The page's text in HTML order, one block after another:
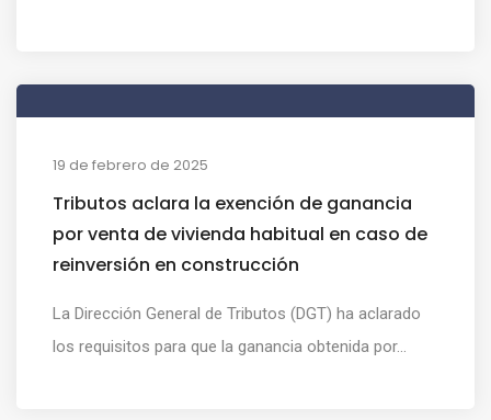
19 de febrero de 2025
Tributos aclara la exención de ganancia
por venta de vivienda habitual en caso de
reinversión en construcción
La Dirección General de Tributos (DGT) ha aclarado
los requisitos para que la ganancia obtenida por...